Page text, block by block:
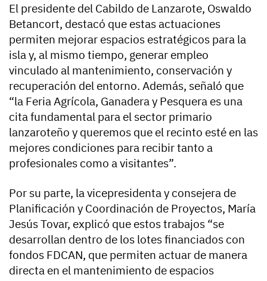
El presidente del Cabildo de Lanzarote, Oswaldo
Betancort, destacó que estas actuaciones
permiten mejorar espacios estratégicos para la
isla y, al mismo tiempo, generar empleo
vinculado al mantenimiento, conservación y
recuperación del entorno. Además, señaló que
“la Feria Agrícola, Ganadera y Pesquera es una
cita fundamental para el sector primario
lanzaroteño y queremos que el recinto esté en las
mejores condiciones para recibir tanto a
profesionales como a visitantes”.
Por su parte, la vicepresidenta y consejera de
Planificación y Coordinación de Proyectos, María
Jesús Tovar, explicó que estos trabajos “se
desarrollan dentro de los lotes financiados con
fondos FDCAN, que permiten actuar de manera
directa en el mantenimiento de espacios